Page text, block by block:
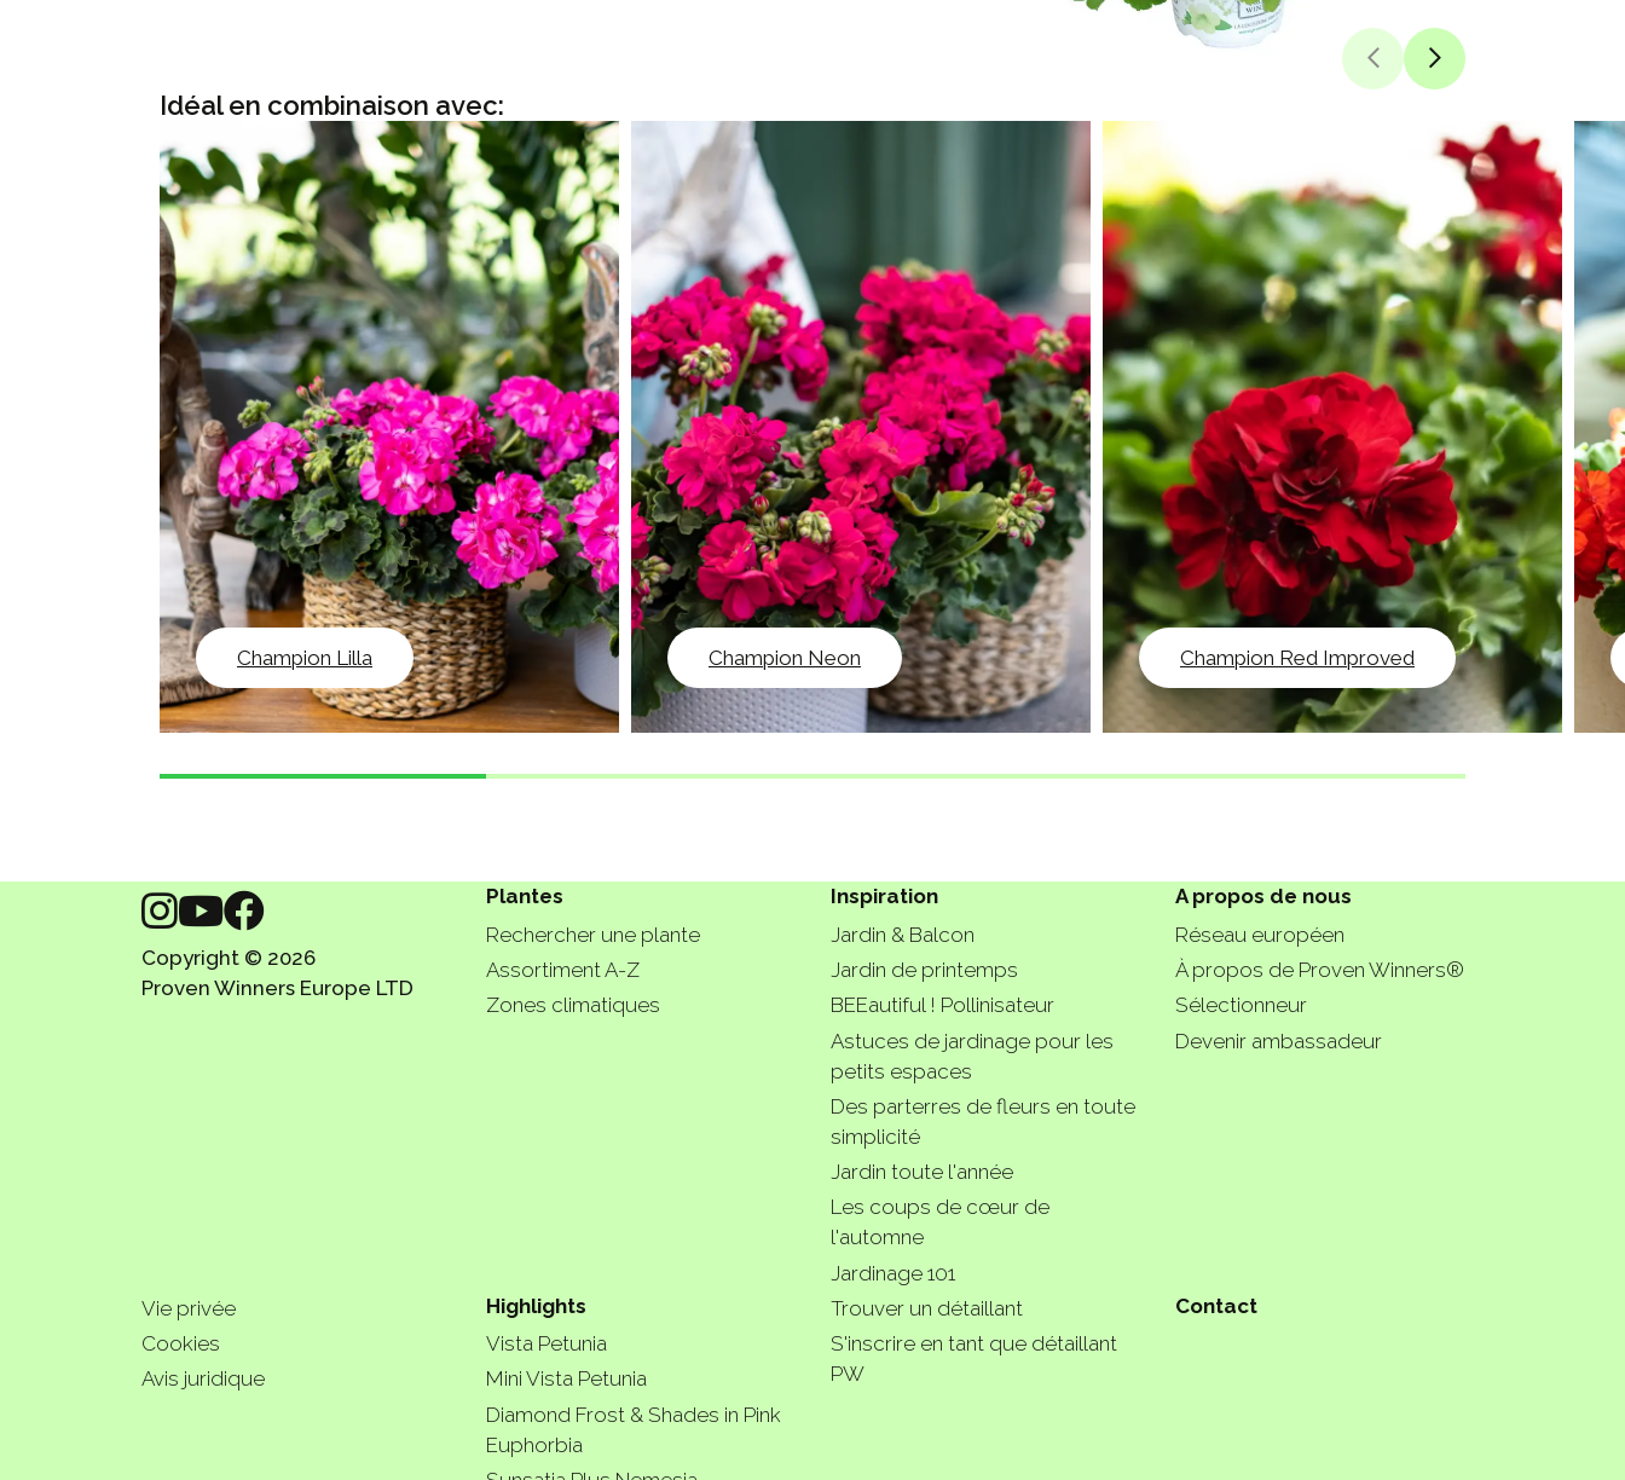
Idéal en combinaison avec:
Champion Lilla Champion Neon Champion Red Improved
Copyright © 2026
Proven Winners Europe LTD
Plantes
Rechercher une plante
Assortiment A-Z
Zones climatiques
Inspiration
Jardin & Balcon
Jardin de printemps
BEEautiful ! Pollinisateur
Astuces de jardinage pour les
petits espaces
Des parterres de fleurs en toute
simplicité
Jardin toute l'année
Les coups de cœur de
l'automne
Jardinage 101
A propos de nous
Réseau européen
À propos de Proven Winners®
Sélectionneur
Devenir ambassadeur
Vie privée
Cookies
Avis juridique
Highlights
Vista Petunia
Mini Vista Petunia
Diamond Frost & Shades in Pink
Euphorbia
Trouver un détaillant
S'inscrire en tant que détaillant
PW
Contact